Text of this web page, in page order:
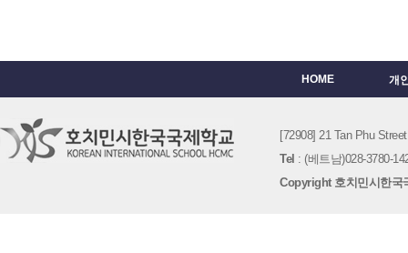
HOME 개
[72908] 21 Tan Phu
Tel : (베트남)028-3780-
Copyright 호치민시한국